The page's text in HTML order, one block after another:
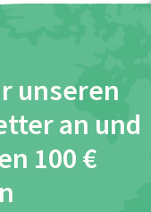
unseren
an und
100 €